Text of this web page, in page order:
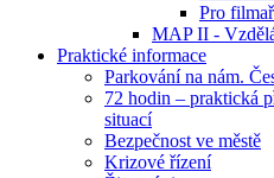
Pro
MAP II -
Praktické informace
Parkování na nám.
72 hodin – praktická
situací
Bezpečnost ve městě
Krizové řízení